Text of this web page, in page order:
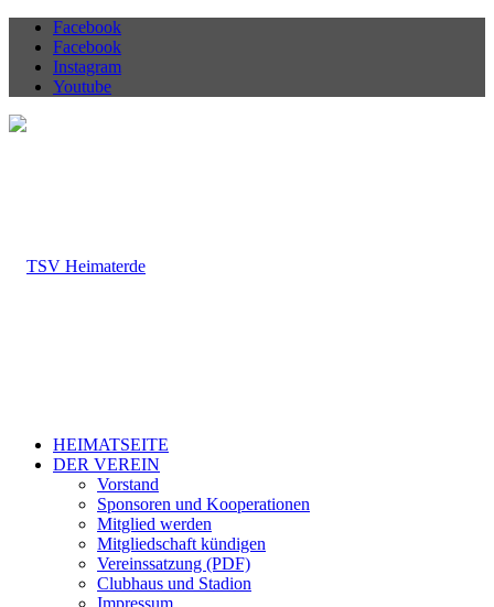
Facebook
Facebook
Instagram
Youtube
HEIMATSEITE
DER VEREIN
Vorstand
Sponsoren und Kooperationen
Mitglied werden
Mitgliedschaft kündigen
Vereinssatzung (PDF)
Clubhaus und Stadion
Impressum